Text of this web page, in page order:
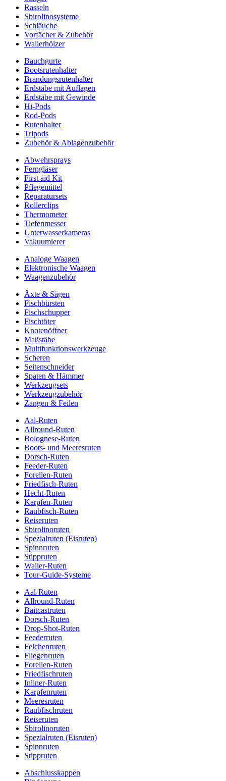
Rasseln
Sbirolinosysteme
Schläuche
Vorfächer & Zubehör
Wallerhölzer
Bauchgurte
Bootsrutenhalter
Brandungsrutenhalter
Erdstäbe mit Auflagen
Erdstäbe mit Gewinde
Hi-Pods
Rod-Pods
Rutenhalter
Tripods
Zubehör & Ablagenzubehör
Abwehrsprays
Ferngläser
First aid Kit
Pflegemittel
Reparatursets
Rollerclips
Thermometer
Tiefenmesser
Unterwasserkameras
Vakuumierer
Analoge Waagen
Elektronische Waagen
Waagenzubehör
Äxte & Sägen
Fischbürsten
Fischschupper
Fischtöter
Knotenöffner
Maßstäbe
Multifunktionswerkzeuge
Scheren
Seitenschneider
Spaten & Hämmer
Werkzeugsets
Werkzeugzubehör
Zangen & Feilen
Aal-Ruten
Allround-Ruten
Bolognese-Ruten
Boots- und Meeresruten
Dorsch-Ruten
Feeder-Ruten
Forellen-Ruten
Friedfisch-Ruten
Hecht-Ruten
Karpfen-Ruten
Raubfisch-Ruten
Reiseruten
Sbirolinoruten
Spezialruten (Eisruten)
Spinnruten
Stippruten
Waller-Ruten
Tour-Guide-Systeme
Aal-Ruten
Allround-Ruten
Baitcastruten
Dorsch-Ruten
Drop-Shot-Ruten
Feederruten
Felchenruten
Fliegenruten
Forellen-Ruten
Friedfischruten
Inliner-Ruten
Karpfenruten
Meeresruten
Raubfischruten
Reiseruten
Sbirolinoruten
Spezialruten (Eisruten)
Spinnruten
Stippruten
Abschlusskappen